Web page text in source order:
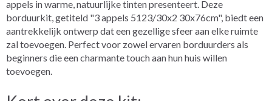
appels in warme, natuurlijke tinten presenteert. Deze
borduurkit, getiteld "3 appels 5123/30x2 30x76cm", biedt een
aantrekkelijk ontwerp dat een gezellige sfeer aan elke ruimte
zal toevoegen. Perfect voor zowel ervaren borduurders als
beginners die een charmante touch aan hun huis willen
toevoegen.